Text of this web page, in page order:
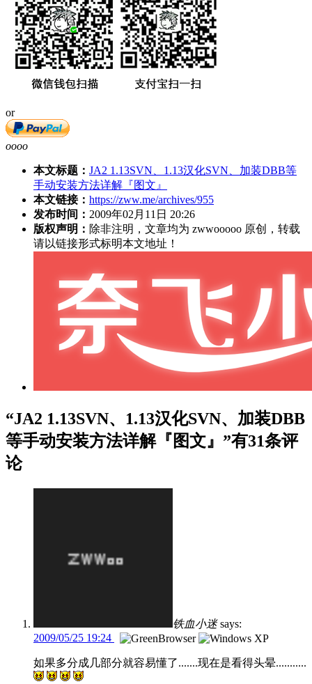
or
oooo
本文标题： JA2 1.13SVN、1.13汉化SVN、加装DBB等
手动安装方法详解『图文』
本文链接： https://zww.me/archives/955
发布时间： 2009年02月11日 20:26
版权声明： 除非注明，文章均为 zwwooooo 原创，转载
请以链接形式标明本文地址！
“JA2 1.13SVN、1.13汉化SVN、加装DBB
等手动安装方法详解『图文』”有31条评
论
铁血小迷 says:
2009/05/25 19:24
如果多分成几部分就容易懂了.......现在是看得头晕...........